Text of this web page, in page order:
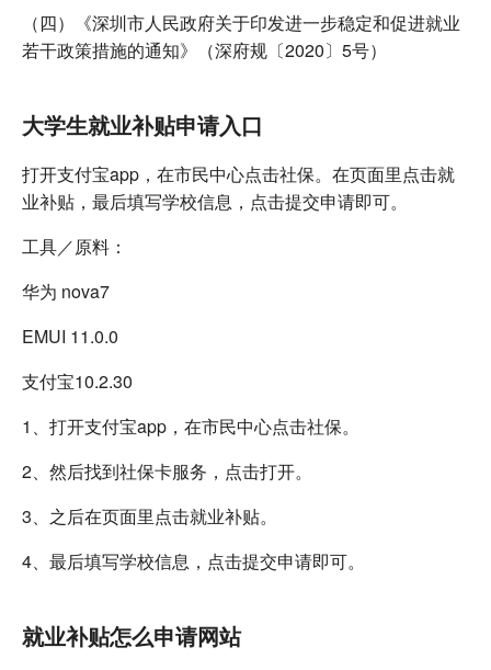
（四）《深圳市人民政府关于印发进一步稳定和促进就业
若干政策措施的通知》（深府规〔2020〕5号）
大学生就业补贴申请入口
打开支付宝app，在市民中心点击社保。在页面里点击就
业补贴，最后填写学校信息，点击提交申请即可。
工具／原料：
华为 nova7
EMUI 11.0.0
支付宝10.2.30
1、打开支付宝app，在市民中心点击社保。
2、然后找到社保卡服务，点击打开。
3、之后在页面里点击就业补贴。
4、最后填写学校信息，点击提交申请即可。
就业补贴怎么申请网站